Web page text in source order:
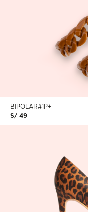
BIPOLAR#1P+
S/ 49